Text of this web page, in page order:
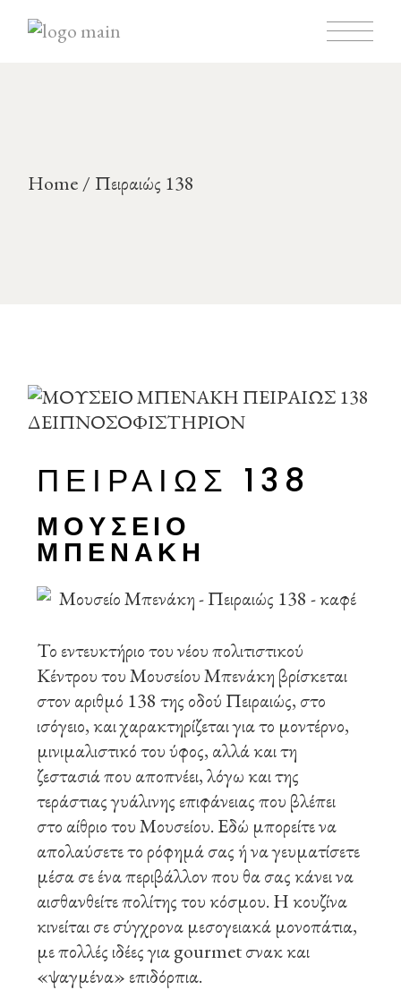
Home Πειραιώς 138
ΠΕΙΡΑΙΏΣ 138
ΜΟΥΣΕΙΟ
ΜΠΕΝΑΚΗ
Το εντευκτήριο του νέου πολιτιστικού
Κέντρου του Μουσείου Μπενάκη βρίσκεται
στον αριθμό 138 της οδού Πειραιώς, στο
ισόγειο, και χαρακτηρίζεται για το μοντέρνο,
μινιμαλιστικό του ύφος, αλλά και τη
ζεστασιά που αποπνέει, λόγω και της
τεράστιας γυάλινης επιφάνειας που βλέπει
στο αίθριο του Μουσείου. Εδώ μπορείτε να
απολαύσετε το ρόφημά σας ή να γευματίσετε
μέσα σε ένα περιβάλλον που θα σας κάνει να
αισθανθείτε πολίτης του κόσμου. Η κουζίνα
κινείται σε σύγχρονα μεσογειακά μονοπάτια,
με πολλές ιδέες για gourmet σνακ και
«ψαγμένα» επιδόρπια.